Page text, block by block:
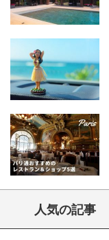
人気の記事